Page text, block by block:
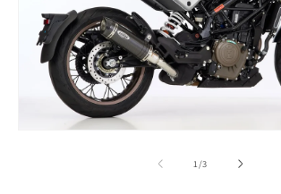
1/von
3